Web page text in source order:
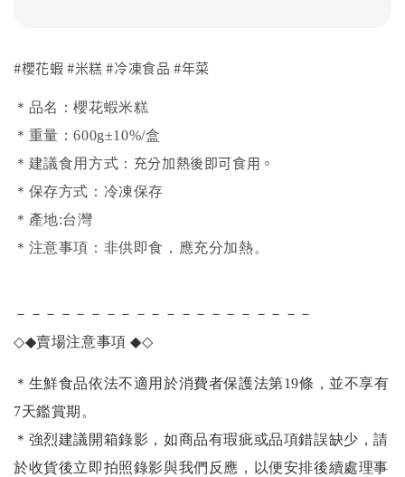
#櫻花蝦 #米糕 #冷凍食品 #年菜
＊品名：櫻花蝦米糕
＊重量：600g±10%/盒
＊建議食用方式： 充分加熱後即可食用。
＊保存方式：冷凍保存
＊產地:台灣
＊注意事項：非供即食，應充分加熱。
－－－－－－－－－－－－－－－－－－－－
◇◆賣場注意事項◆◇
＊生鮮食品依法不適用於消費者保護法第19條，並不享有
7天鑑賞期。
＊強烈建議開箱錄影，如商品有瑕疵或品項錯誤缺少，請
於收貨後立即拍照錄影與我們反應，以便安排後續處理事